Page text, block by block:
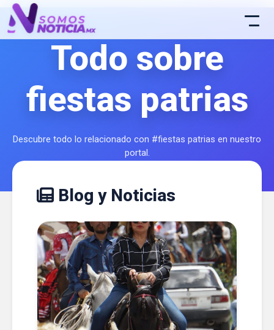
Todo sobre
fiestas patrias
Descubre todo lo relacionado con #fiestas patrias en nuestro
portal.
Blog y Noticias